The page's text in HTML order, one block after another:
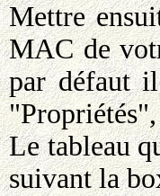
Mettre
MAC de
par défaut
Le tableau
suivant la